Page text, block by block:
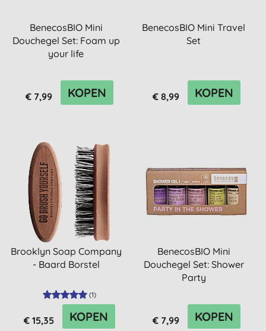
BenecosBIO Mini
Douchegel Set: Foam up
your life
€ 7,99 KOPEN
BenecosBIO Mini Travel
Set
€ 8,99 KOPEN
Brooklyn Soap Company
- Baard Borstel
(1)
€ 15,35 KOPEN
BenecosBIO Mini
Douchegel Set: Shower
Party
€ 7,99 KOPEN